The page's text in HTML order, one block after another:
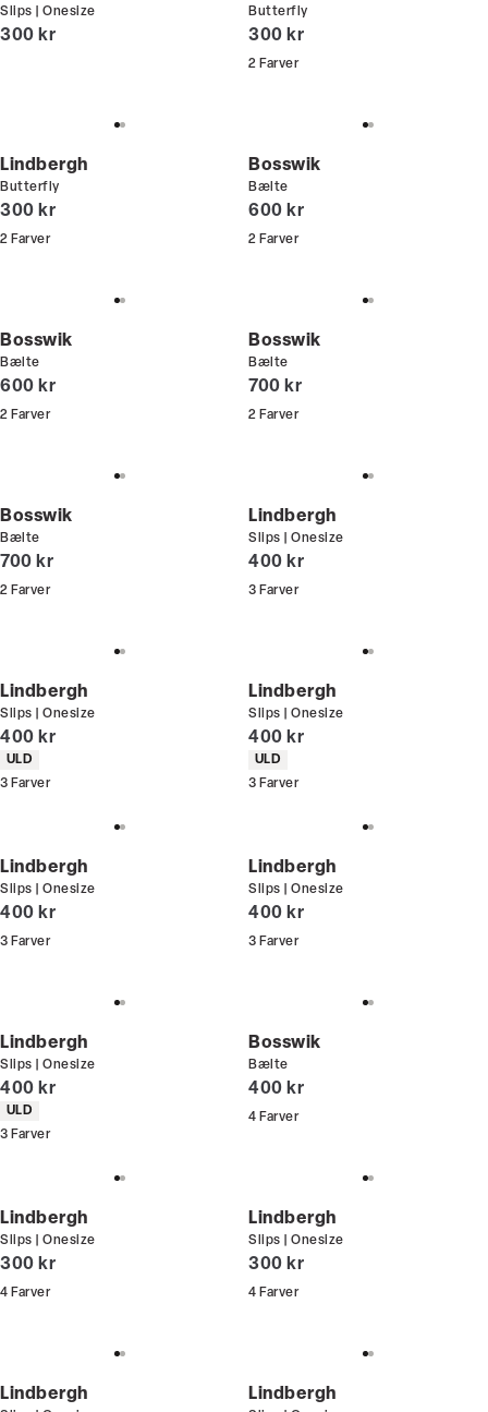
Slips | Onesize
I alt (inkl. rabat)
300 kr
Butterfly
I alt (inkl. rabat)
300 kr
2 Farver
Lindbergh
Butterfly
I alt (inkl. rabat)
300 kr
2 Farver
Bosswik
Bælte
I alt (inkl. rabat)
600 kr
2 Farver
Bosswik
Bælte
I alt (inkl. rabat)
600 kr
2 Farver
Bosswik
Bælte
I alt (inkl. rabat)
700 kr
2 Farver
Bosswik
Bælte
I alt (inkl. rabat)
700 kr
2 Farver
Lindbergh
Slips | Onesize
I alt (inkl. rabat)
400 kr
3 Farver
Lindbergh
Slips | Onesize
I alt (inkl. rabat)
400 kr
Produkt egenskaber
ULD
3 Farver
Lindbergh
Slips | Onesize
I alt (inkl. rabat)
400 kr
Produkt egenskaber
ULD
3 Farver
Lindbergh
Slips | Onesize
I alt (inkl. rabat)
400 kr
3 Farver
Lindbergh
Slips | Onesize
I alt (inkl. rabat)
400 kr
3 Farver
Lindbergh
Slips | Onesize
I alt (inkl. rabat)
400 kr
Produkt egenskaber
ULD
3 Farver
Bosswik
Bælte
I alt (inkl. rabat)
400 kr
4 Farver
Lindbergh
Slips | Onesize
I alt (inkl. rabat)
300 kr
4 Farver
Lindbergh
Slips | Onesize
I alt (inkl. rabat)
300 kr
4 Farver
Lindbergh Lindbergh